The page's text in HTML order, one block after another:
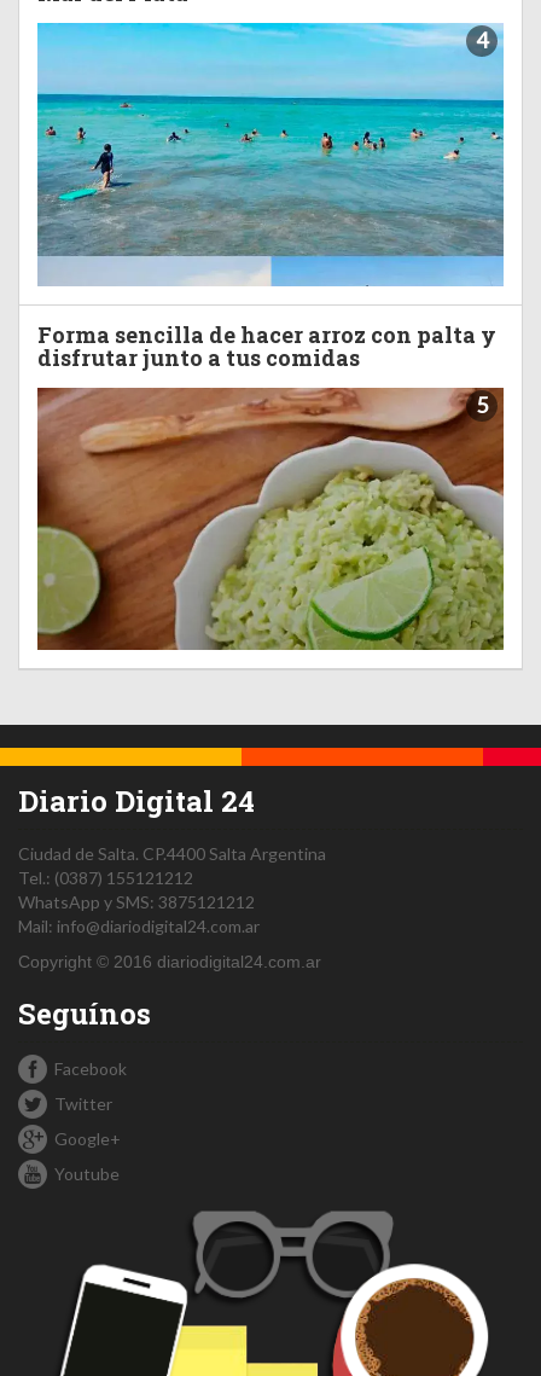
4
Forma sencilla de hacer arroz con palta y
disfrutar junto a tus comidas
5
Diario Digital 24
Ciudad de Salta. CP.4400Salta Argentina
Tel.: (0387) 155121212
WhatsApp y SMS: 3875121212
Mail: info@diariodigital24.com.ar
Copyright © 2016 diariodigital24.com.ar
Seguínos
Facebook
Twitter
Google+
Youtube